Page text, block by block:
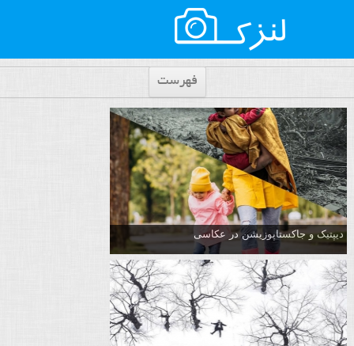
فهرست
دیپتیک و جاکستا‌پوزیشن در عکاسی